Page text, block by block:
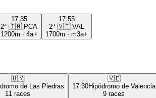
17:35
2ª 🇯🇲 PCA
1200m · 4a+
17:55
2ª 🇻🇪 VAL
1700m · m3a+
🇺🇾
de Las Piedras
11 races
🇻🇪
17:30Hipódromo de Valencia
9 races